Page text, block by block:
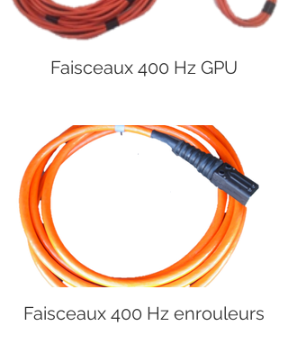
Faisceaux 400 Hz GPU
Faisceaux 400 Hz enrouleurs